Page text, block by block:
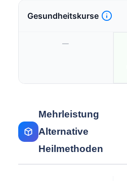
Gesundheitskurse
—
Mehrleistung
Alternative
Heilmethoden